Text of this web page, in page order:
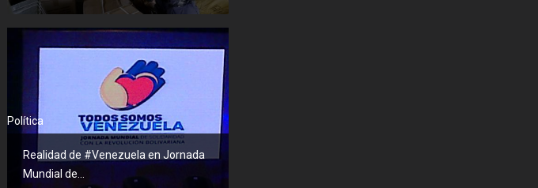
Política
Realidad de #Venezuela en Jornada
Mundial de...